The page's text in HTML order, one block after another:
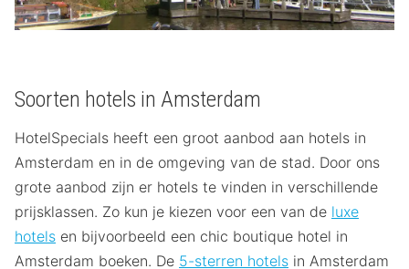
Soorten hotels in Amsterdam
HotelSpecials heeft een groot aanbod aan hotels in
Amsterdam en in de omgeving van de stad. Door ons
grote aanbod zijn er hotels te vinden in verschillende
prijsklassen. Zo kun je kiezen voor een van de luxe
hotels en bijvoorbeeld een chic boutique hotel in
Amsterdam boeken. De 5-sterren hotels in Amsterdam